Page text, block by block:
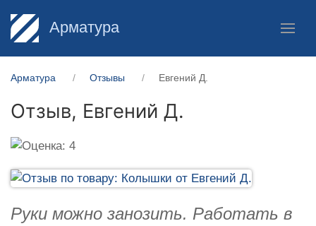
Арматура
Арматура Отзывы Евгений Д.
Отзыв, Евгений Д.
Руки можно занозить. Работать в